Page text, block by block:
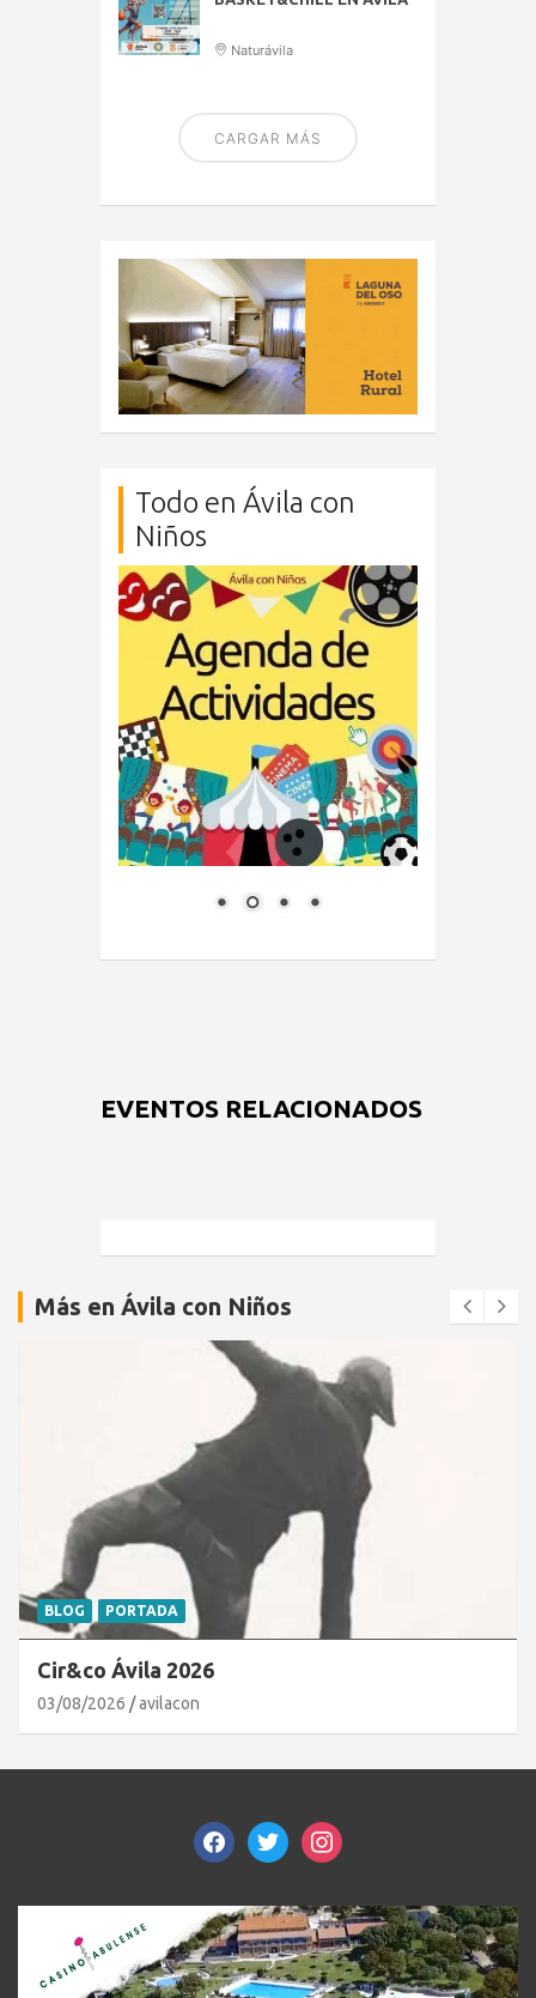
Naturávila
CARGAR MÁS
Todo en Ávila con
Niños
EVENTOS RELACIONADOS
Más en Ávila con Niños
BLOG PORTADA
Cir&co Ávila 2026
03/08/2026 avilacon
facebooktwitterinstagram